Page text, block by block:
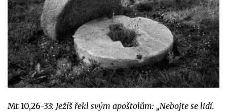
Mt 10,26-33: Ježíš řekl svým apoštolům: „Nebojte se lidí.